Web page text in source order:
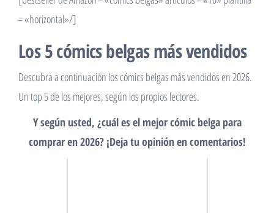
= «horizontal»/]
Los 5 cómics belgas más vendidos
Descubra a continuación los cómics belgas más vendidos en 2026.
Un top 5 de los mejores, según los propios lectores.
Y según usted, ¿cuál es el mejor cómic belga para
comprar en 2026? ¡Deja tu opinión en comentarios!